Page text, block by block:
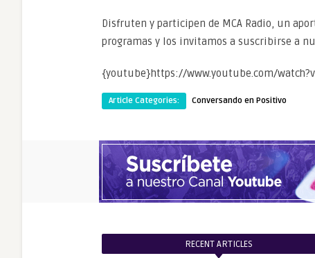
Disfruten y participen de MCA Radio, un
programas y los invitamos a suscribirse a
{youtube}https://www.youtube.com/
Article Categories: Conversando en Positivo
RECENT ARTICLES